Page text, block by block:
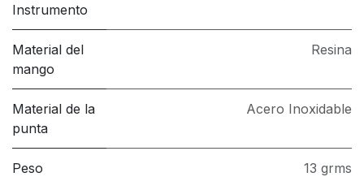
Instrumento
Material del
mango
Resina
Material de la
punta
Acero Inoxidable
Peso 13 grms